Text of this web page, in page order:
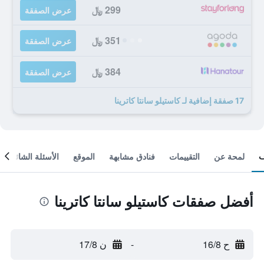
299 ﷼ عرض الصفقة
351 ﷼ عرض الصفقة
384 ﷼ عرض الصفقة
17 صفقة إضافية لـ كاستيلو سانتا كاترينا
لمحة عن التقييمات فنادق مشابهة الموقع الأسئلة الشائعة
أفضل صفقات كاستيلو سانتا كاترينا
ح 16/8 - ن 17/8